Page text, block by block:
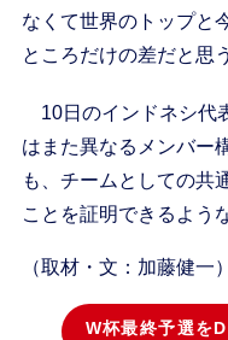
なくて世界のトップと
ところだけの差だと思
10日のインドネシ代
はまた異なるメンバー
も、チームとしての共
ことを証明できるよう
（取材・文：加藤健一）
W杯最終予選を